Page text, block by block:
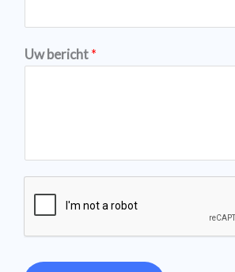
Uw bericht*